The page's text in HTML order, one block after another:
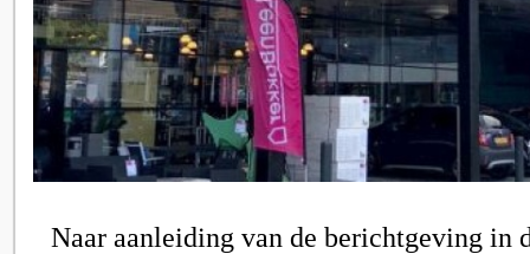
Naar aanleiding van de berichtgeving in